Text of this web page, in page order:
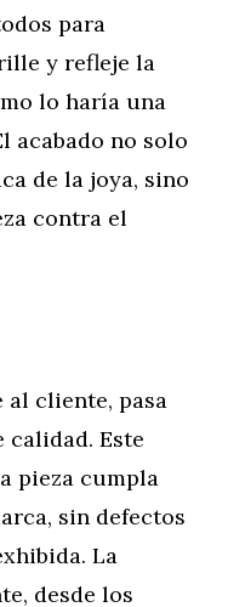
para
y refleje la
lo haría una
acabado no solo
de la joya, sino
contra el
al cliente, pasa
Este
pieza cumpla
sin defectos
La
desde los